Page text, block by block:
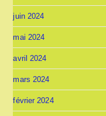
juin 2024
mai 2024
avril 2024
mars 2024
février 2024